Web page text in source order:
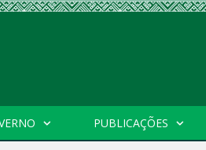
PUBLICAÇÕES